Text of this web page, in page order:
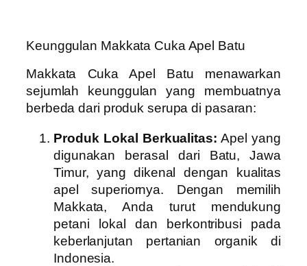
Keunggulan Makkata Cuka Apel Batu
Makkata Cuka Apel Batu menawarkan
sejumlah keunggulan yang membuatnya
berbeda dari produk serupa di pasaran:
Produk Lokal Berkualitas: Apel yang
digunakan berasal dari Batu, Jawa
Timur, yang dikenal dengan kualitas
apel superiornya. Dengan memilih
Makkata, Anda turut mendukung
petani lokal dan berkontribusi pada
keberlanjutan pertanian organik di
Indonesia.